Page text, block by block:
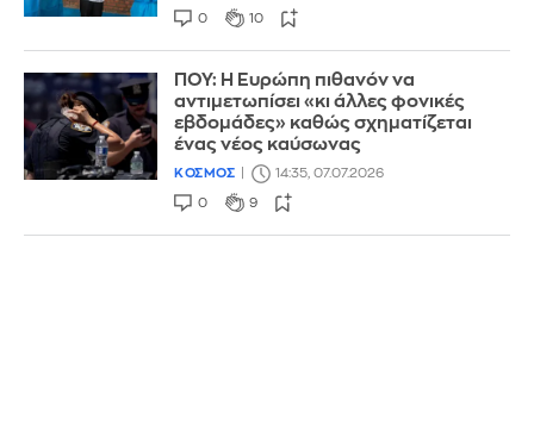
0 10
ΠΟΥ: Η Ευρώπη πιθανόν να
αντιμετωπίσει «κι άλλες φονικές
εβδομάδες» καθώς σχηματίζεται
ένας νέος καύσωνας
ΚΟΣΜΟΣ 14:35, 07.07.2026
0 9